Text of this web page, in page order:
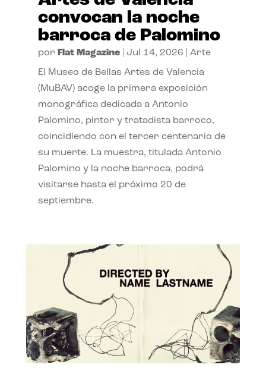
convocan la noche
barroca de Palomino
por Flat Magazine| Jul 14, 2026 Arte
El Museo de Bellas Artes de Valencia
(MuBAV) acoge la primera exposición
monográfica dedicada a Antonio
Palomino, pintor y tratadista barroco,
coincidiendo con el tercer centenario de
su muerte. La muestra, titulada Antonio
Palomino y la noche barroca, podrá
visitarse hasta el próximo 20 de
septiembre.